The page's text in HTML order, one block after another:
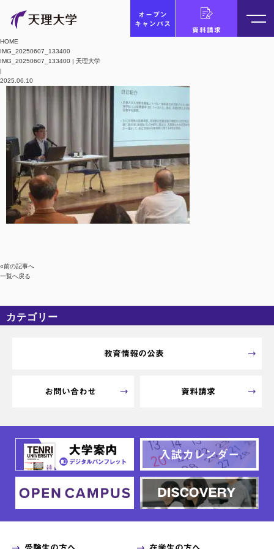
オープン
キャンパス
資料請求
HOME
IMG_20250607_133400
IMG_20250607_133400 | 天理大学
|
2025.06.10
«前の記事へ
一覧へ戻る
カテゴリー
教育情報の公表
お問い合わせ 資料請求